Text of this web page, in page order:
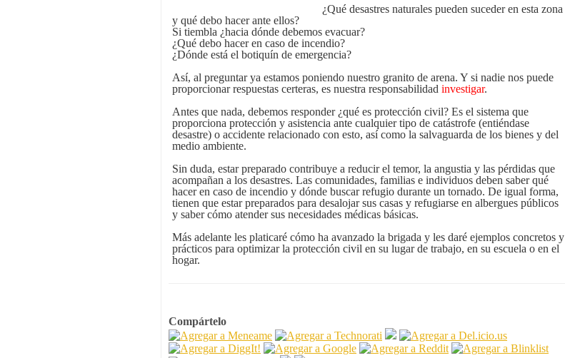
¿Qué desastres naturales pueden suceder en esta zona
y qué debo hacer ante ellos?
Si tiembla ¿hacia dónde debemos evacuar?
¿Qué debo hacer en caso de incendio?
¿Dónde está el botiquín de emergencia?
Así, al preguntar ya estamos poniendo nuestro granito de arena. Y si nadie nos puede
proporcionar respuestas certeras, es nuestra responsabilidad investigar.
Antes que nada, debemos responder ¿qué es protección civil? Es el sistema que
proporciona protección y asistencia ante cualquier tipo de catástrofe (entiéndase
desastre) o accidente relacionado con esto, así como la salvaguarda de los bienes y del
medio ambiente.
Sin duda, estar preparado contribuye a reducir el temor, la angustia y las pérdidas que
acompañan a los desastres. Las comunidades, familias e individuos deben saber qué
hacer en caso de incendio y dónde buscar refugio durante un tornado. De igual forma,
tienen que estar preparados para desalojar sus casas y refugiarse en albergues públicos
y saber cómo atender sus necesidades médicas básicas.
Más adelante les platicaré cómo ha avanzado la brigada y les daré ejemplos concretos y
prácticos para optimizar la protección civil en su lugar de trabajo, en su escuela o en el
hogar.
Compártelo